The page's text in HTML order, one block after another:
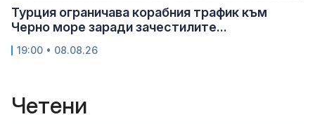
Турция ограничава корабния трафик към
Черно море заради зачестилите...
19:00 • 08.08.26
Четени